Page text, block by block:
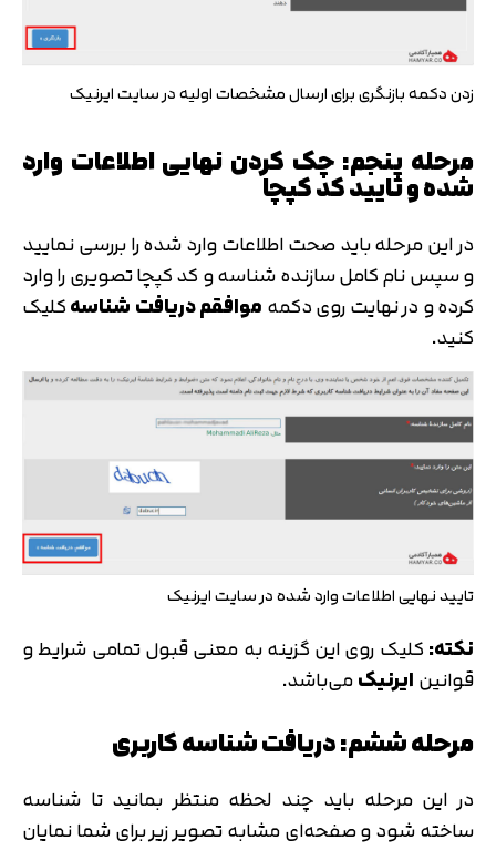
زدن دکمه بازنگری برای ارسال مشخصات اولیه در سایت ایرنیک
مرحله پنجم: چک کردن نهایی اطلاعات وارد
شده و تایید کد کپچا
در این مرحله باید صحت اطلاعات وارد شده را بررسی نمایید
و سپس نام کامل سازنده شناسه و کد کپچا تصویری را وارد
کرده و در نهایت روی دکمهموافقم دریافت شناسهکلیک
کنید.
تایید نهایی اطلاعات وارد شده در سایت ایرنیک
نکته:کلیک روی این گزینه به معنی قبول تمامی شرایط و
قوانینایرنیکمی‌باشد.
مرحله ششم: دریافت شناسه کاربری
در این مرحله باید چند لحظه منتظر بمانید تا شناسه
ساخته شود و صفحه‌ای مشابه تصویر زیر برای شما نمایان